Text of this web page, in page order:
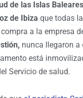
de las Islas
de Ibiza que todas
a la empresa
nunca llegaron a
está
Servicio de salud.